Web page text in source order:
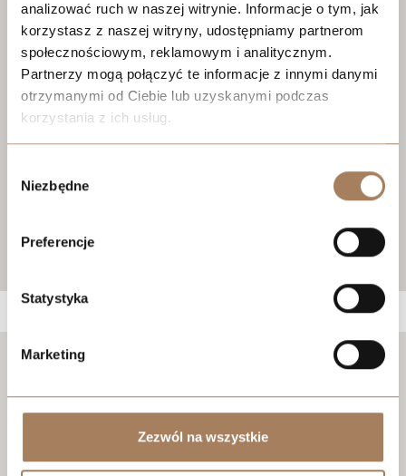
analizować ruch w naszej witrynie. Informacje o tym, jak
korzystasz z naszej witryny, udostępniamy partnerom
społecznościowym, reklamowym i analitycznym.
Partnerzy mogą połączyć te informacje z innymi danymi
otrzymanymi od Ciebie lub uzyskanymi podczas
korzystania z ich usług.
process your information.
zgody
Niezbędne
Preferencje
Statystyka
Marketing
Zezwól na wszystkie
Negotiate the price